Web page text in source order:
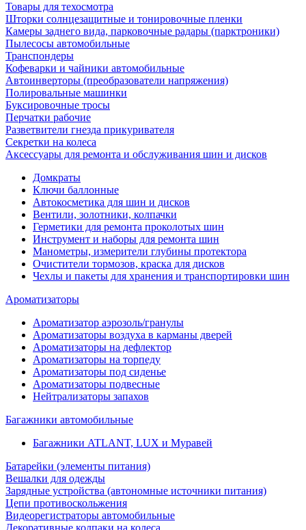
Товары для техосмотра
Шторки солнцезащитные и тонировочные пленки
Камеры заднего вида, парковочные радары (парктроники)
Пылесосы автомобильные
Транспондеры
Кофеварки и чайники автомобильные
Автоинверторы (преобразователи напряжения)
Полировальные машинки
Буксировочные тросы
Перчатки рабочие
Разветвители гнезда прикуривателя
Секретки на колеса
Аксессуары для ремонта и обслуживания ‎шин и дисков
Домкраты
Ключи баллонные
Автокосметика для шин и дисков
Вентили, золотники, колпачки
Герметики для ремонта проколотых шин
Инструмент и наборы для ремонта шин
Манометры, измерители глубины протектора
Очистители тормозов, краска для дисков
Чехлы и пакеты для хранения и транспортировки шин
Ароматизаторы
Ароматизатор аэрозоль/гранулы
Ароматизаторы воздуха в карманы дверей
Ароматизаторы на дефлектор
Ароматизаторы на торпеду
Ароматизаторы под сиденье
Ароматизаторы подвесные
Нейтрализаторы запахов
Багажники автомобильные
Багажники ATLANT, LUX и Муравей
Батарейки (элементы питания)
Вешалки для одежды
Зарядные устройства (автономные источники питания)
Цепи противоскольжения
Видеорегистраторы автомобильные
Декоративные колпаки на колеса